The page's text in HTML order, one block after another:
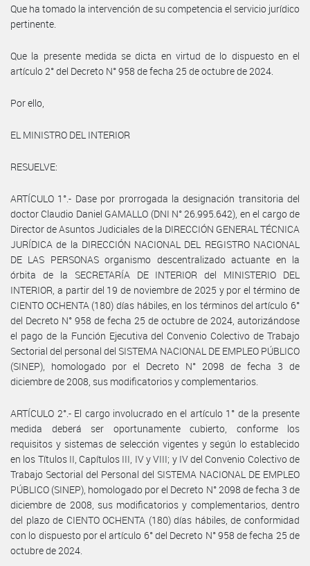
Que ha tomado la intervención de su competencia el servicio jurídico
pertinente.
Que la presente medida se dicta en virtud de lo dispuesto en el
artículo 2° del Decreto N° 958 de fecha 25 de octubre de 2024.
Por ello,
EL MINISTRO DEL INTERIOR
RESUELVE:
ARTÍCULO 1°.- Dase por prorrogada la designación transitoria del
doctor Claudio Daniel GAMALLO (DNI N° 26.995.642), en el cargo de
Director de Asuntos Judiciales de la DIRECCIÓN GENERAL TÉCNICA
JURÍDICA de la DIRECCIÓN NACIONAL DEL REGISTRO NACIONAL
DE LAS PERSONAS organismo descentralizado actuante en la
órbita de la SECRETARÍA DE INTERIOR del MINISTERIO DEL
INTERIOR, a partir del 19 de noviembre de 2025 y por el término de
CIENTO OCHENTA (180) días hábiles, en los términos del artículo 6°
del Decreto N° 958 de fecha 25 de octubre de 2024, autorizándose
el pago de la Función Ejecutiva del Convenio Colectivo de Trabajo
Sectorial del personal del SISTEMA NACIONAL DE EMPLEO PÚBLICO
(SINEP), homologado por el Decreto N° 2098 de fecha 3 de
diciembre de 2008, sus modificatorios y complementarios.
ARTÍCULO 2°.- El cargo involucrado en el artículo 1° de la presente
medida deberá ser oportunamente cubierto, conforme los
requisitos y sistemas de selección vigentes y según lo establecido
en los Títulos II, Capítulos III, IV y VIII; y IV del Convenio Colectivo de
Trabajo Sectorial del Personal del SISTEMA NACIONAL DE EMPLEO
PÚBLICO (SINEP), homologado por el Decreto N° 2098 de fecha 3 de
diciembre de 2008, sus modificatorios y complementarios, dentro
del plazo de CIENTO OCHENTA (180) días hábiles, de conformidad
con lo dispuesto por el artículo 6° del Decreto N° 958 de fecha 25 de
octubre de 2024.